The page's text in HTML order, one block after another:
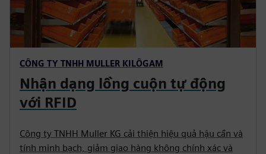
CÔNG TY TNHH MULLER KILÔGAM
Nhận dạng lồng cuộn tự động
với RFID
Công ty TNHH Muller KG cải thiện hiệu quả hậu cần và
tính minh bạch, giảm giao hàng không chính xác và